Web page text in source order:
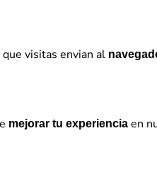
visitas envian al
mejorar tu experiencia en